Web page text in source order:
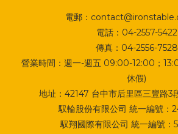
電郵：
電話：04-2557-5422
傳真：04-2556-7528
營業時間：週一-週五 09:00-12:00；
休假)
地址： 42147 台中市后里區三豐路3
馭輪股份有限公司 統一編號：
馭翔國際有限公司 統一編號：